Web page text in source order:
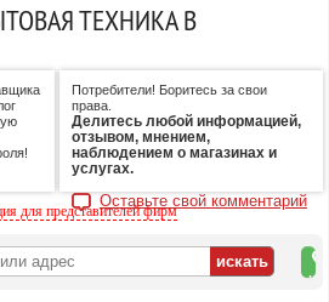
ТЕХНИКА В
Потребители! Боритесь за свои
права.
Делитесь любой информацией,
отзывом, мнением,
наблюдением о магазинах и
услугах.
Оставьте свой комментарий
для представителей фирм
на